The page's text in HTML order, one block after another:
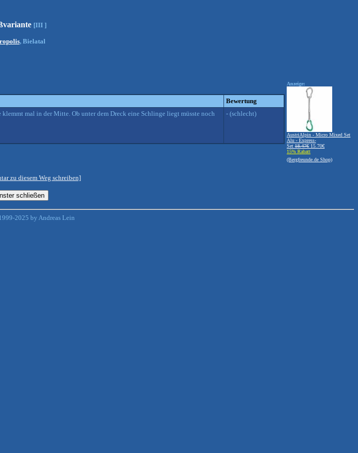
[III ]
, Bielatal
Bewertung
mal in der Mitte. Ob unter dem Dreck eine Schlinge liegt müsste noch
- (schlecht)
Anzeige:
AustriAlpin - Micro Mixed Set
Alu - Express-
Set 18.47€ 15.70€
15% Rabatt
(Bergfreunde.de Shop)
zu diesem Weg schreiben]
2025 by Andreas Lein